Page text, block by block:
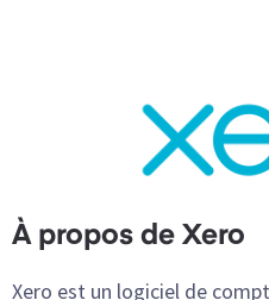
À propos de Xero
Xero est un logiciel de